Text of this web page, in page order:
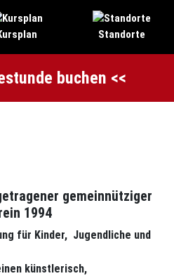
Standorte
buchen <<
gemeinnütziger
1994
für Kinder, Jugendliche und
künstlerisch,